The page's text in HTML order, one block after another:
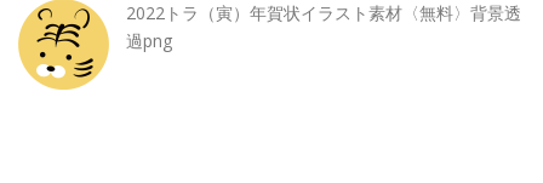
2022トラ（寅）年賀状イラスト素材〈無料〉背景透
過png